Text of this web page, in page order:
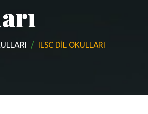
ILSC DIL OKULLARI